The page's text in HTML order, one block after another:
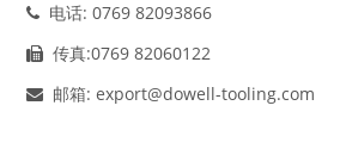
电话: 0769 82093866
传真:0769 82060122
邮箱: export@dowell-tooling.com